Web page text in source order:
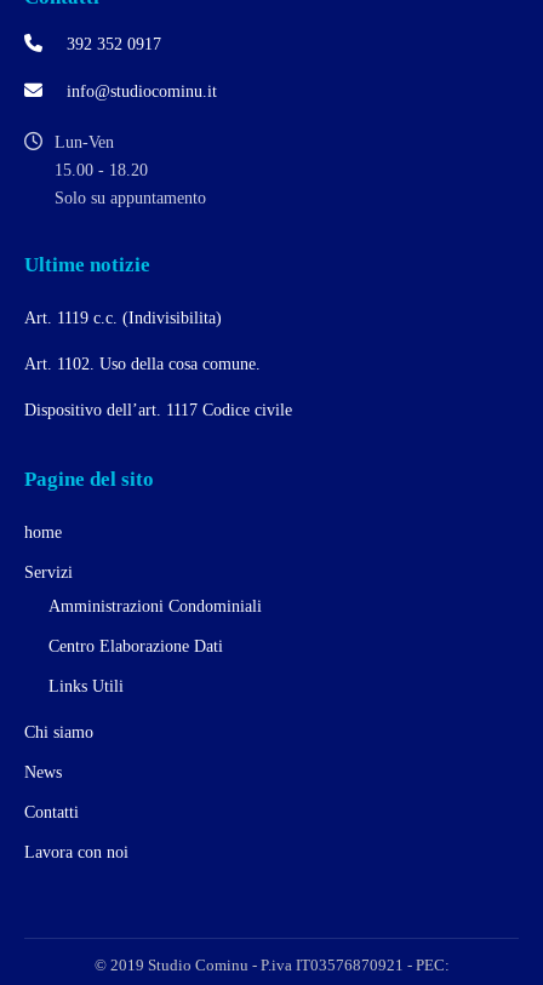
392 352 0917
info@studiocominu.it
Lun-Ven
15.00 - 18.20
Solo su appuntamento
Ultime notizie
Art. 1119 c.c. (Indivisibilita)
Art. 1102. Uso della cosa comune.
Dispositivo dell’art. 1117 Codice civile
Pagine del sito
home
Servizi
Amministrazioni Condominiali
Centro Elaborazione Dati
Links Utili
Chi siamo
News
Contatti
Lavora con noi
© 2019 Studio Cominu - P.iva IT03576870921 - PEC: